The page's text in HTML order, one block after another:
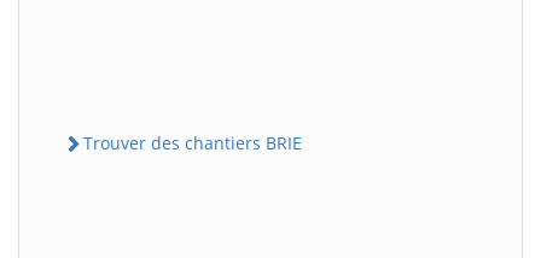
Trouver des chantiers BRIE